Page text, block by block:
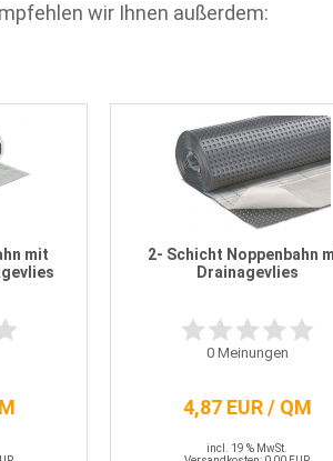
wir Ihnen außerdem:
mit
2- Schicht Noppenbahn
Drainagevlies
0Meinungen
4,87 EUR / QM
incl. 19 % MwSt.